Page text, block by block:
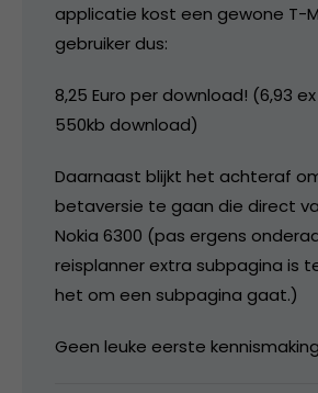
applicatie kost een gewone T-
gebruiker dus:
8,25 Euro per download! (6,93
550kb download)
Daarnaast blijkt het achteraf
betaversie te gaan die direct
Nokia 6300 (pas ergens
reisplanner extra subpagina is
het om een subpagina gaat.)
Geen leuke eerste